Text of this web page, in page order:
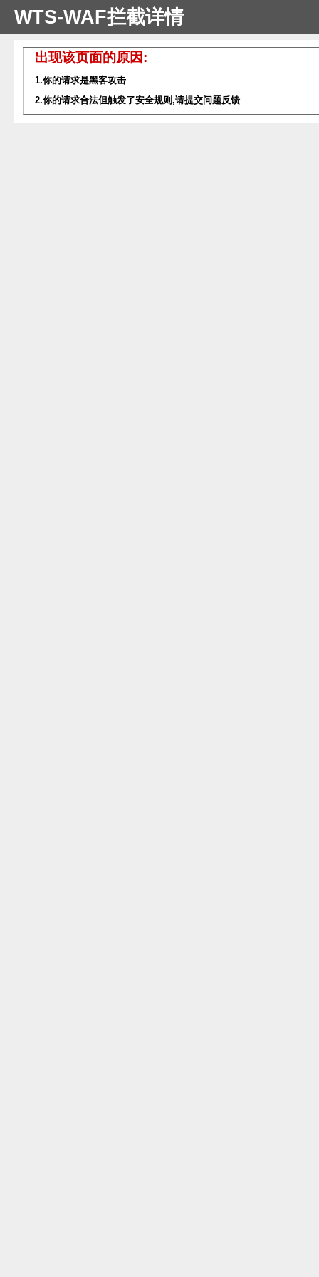
WTS-WAF拦截详情
出现该页面的原因:
1.你的请求是黑客攻击
2.你的请求合法但触发了安全规则,请提交问题反馈